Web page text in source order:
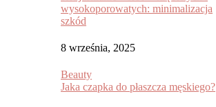
wysokoporowatych: minimalizacja
szkód
8 września, 2025
Beauty
Jaka czapka do płaszcza męskiego?